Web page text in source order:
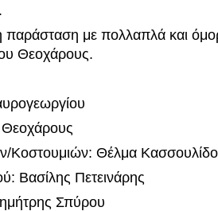
παράσταση με πολλαπλά και
Θεοχάρους.
Κοστουμιών: Θέλμα
Βασίλης Πετεινάρης
Σπύρου